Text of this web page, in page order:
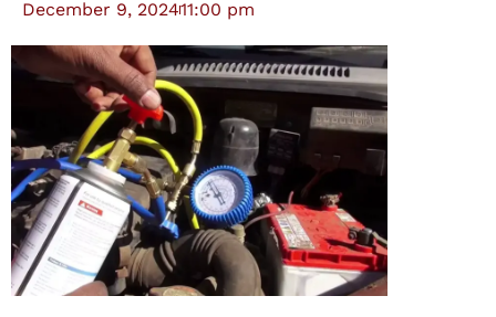
December 9, 202411:00 pm